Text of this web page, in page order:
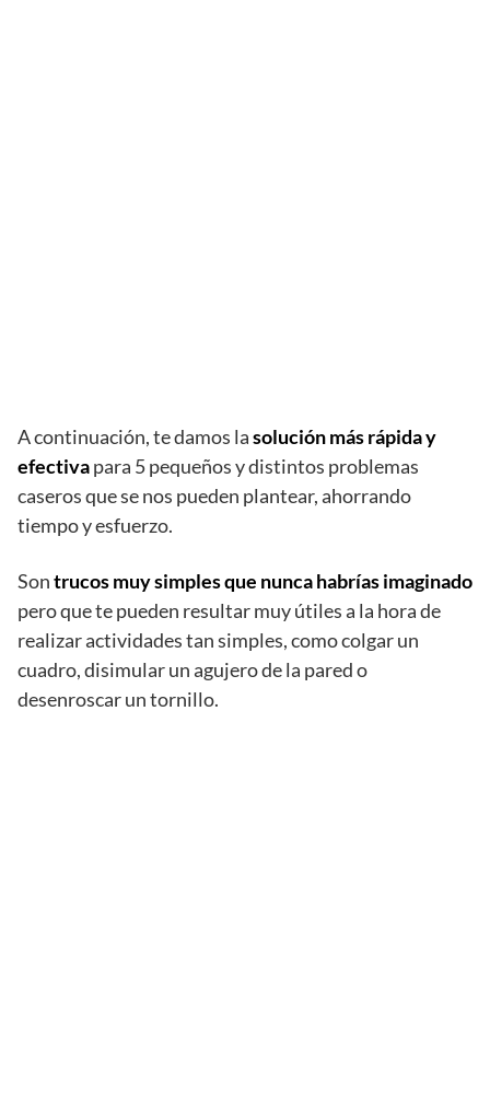
A continuación, te damos lasolución más rápida y
efectivapara 5 pequeños y distintos problemas
caseros que se nos pueden plantear, ahorrando
tiempo y esfuerzo.
Sontrucos muy simples que nunca habrías imaginado
pero que te pueden resultar muy útiles a la hora de
realizar actividades tan simples, como colgar un
cuadro, disimular un agujero de la pared o
desenroscar un tornillo.